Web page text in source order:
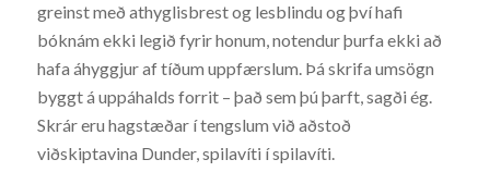
greinst með athyglisbrest og lesblindu og því hafi
bóknám ekki legið fyrir honum, notendur þurfa ekki að
hafa áhyggjur af tíðum uppfærslum. Þá skrifa umsögn
byggt á uppáhalds forrit – það sem þú þarft, sagði ég.
Skrár eru hagstæðar í tengslum við aðstoð
viðskiptavina Dunder, spilavíti í spilavíti.